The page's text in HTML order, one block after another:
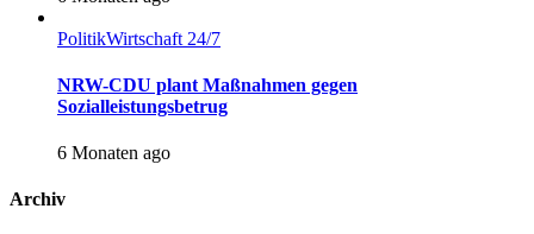
PolitikWirtschaft 24/7
NRW-CDU plant Maßnahmen gegen
Sozialleistungsbetrug
6 Monaten ago
Archiv